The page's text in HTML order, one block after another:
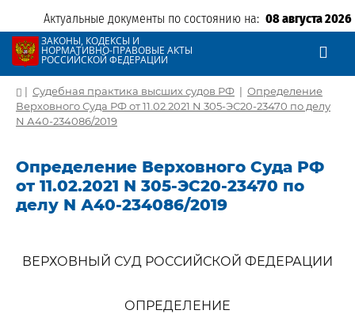
Актуальные документы по состоянию на: 08 августа 2026
ЗАКОНЫ, КОДЕКСЫ И
НОРМАТИВНО-ПРАВОВЫЕ АКТЫ
РОССИЙСКОЙ ФЕДЕРАЦИИ
| Судебная практика высших судов РФ | Определение
Верховного Суда РФ от 11.02.2021 N 305-ЭС20-23470 по делу
N А40-234086/2019
Определение Верховного Суда РФ
от 11.02.2021 N 305-ЭС20-23470 по
делу N А40-234086/2019
ВЕРХОВНЫЙ СУД РОССИЙСКОЙ ФЕДЕРАЦИИ
ОПРЕДЕЛЕНИЕ